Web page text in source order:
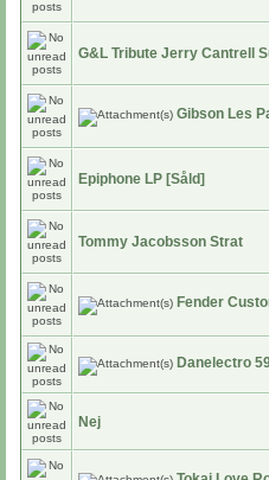
G&L Tribute Jerry Cantrell
Gibson Les
Epiphone LP [Såld]
Tommy Jacobsson Strat
Fender
Danelectro
Nej